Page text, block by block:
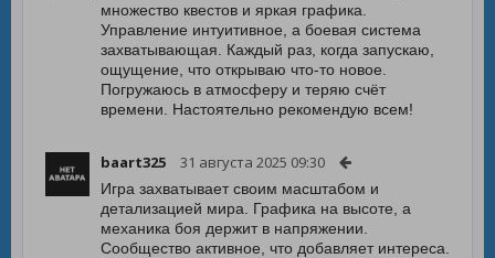
множество квестов и яркая графика.
Управление интуитивное, а боевая система
захватывающая. Каждый раз, когда запускаю,
ощущение, что открываю что-то новое.
Погружаюсь в атмосферу и теряю счёт
времени. Настоятельно рекомендую всем!
baart325 31 августа 2025 09:30
Игра захватывает своим масштабом и
детализацией мира. Графика на высоте, а
механика боя держит в напряжении.
Сообщество активное, что добавляет интереса.